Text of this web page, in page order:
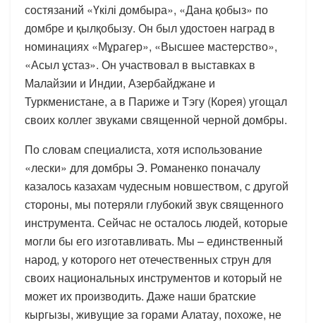
состязаний «Үкілі домбыра», «Дана қобыз» по
домбре и қылқобызу. Он был удостоен наград в
номинациях «Мұрагер», «Высшее мастерство»,
«Асыл ұстаз». Он участвовал в выставках в
Малайзии и Индии, Азербайджане и
Туркменистане, а в Париже и Тэгу (Корея) угощал
своих коллег звуками священной черной домбры.
По словам специалиста, хотя использование
«лески» для домбры Э. Романенко поначалу
казалось казахам чудесным новшеством, с другой
стороны, мы потеряли глубокий звук священного
инструмента. Сейчас не осталось людей, которые
могли бы его изготавливать. Мы – единственный
народ, у которого нет отечественных струн для
своих национальных инструментов и который не
может их производить. Даже наши братские
кыргызы, живущие за горами Алатау, похоже, не